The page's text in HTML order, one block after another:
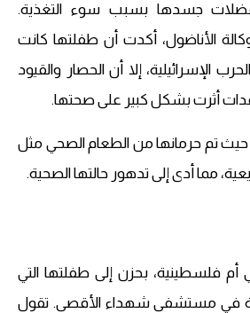
جسدها بسبب سوء التغذية.
الأناضول، أكدت أن طفلتها كانت
الإسرائيلية، إلا أن الحصار والقيود
أثرت بشكل كبير على صحتها.
حيث تم حرمانها من الطعام الصحي مثل
مما أدى إلى تدهور حالتها الصحية.
فلسطينية، بحزن إلى طفلتها التي
في مستشفى شهداء الأقصى. تقول